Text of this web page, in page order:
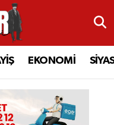
EKONOMİ